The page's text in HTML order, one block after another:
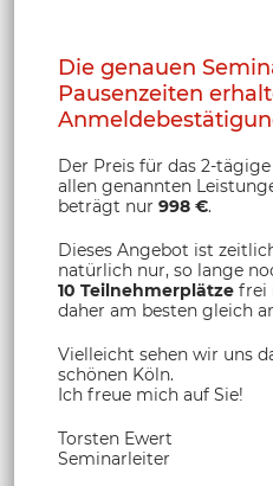
Die genauen
Pausenzeiten
Der Preis für das 2-
allen genannten
beträgt nur 998 €.
Dieses Angebot ist
natürlich nur, so lange
10 Teilnehmerplätze frei
daher am besten gleich
Vielleicht sehen wir uns
schönen Köln.
Ich freue mich auf Sie!
Torsten Ewert
Seminarleiter